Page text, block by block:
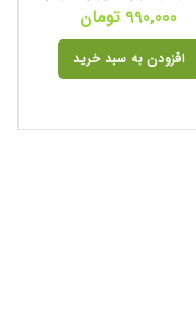
990,000 تومان
افزودن به سبد خرید